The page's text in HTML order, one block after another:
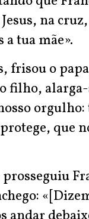
na
tua mãe».
frisou o
filho, alarga-
que